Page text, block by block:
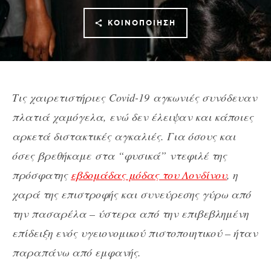
ΚΟΙΝΟΠΟΊΗΣΗ
Τις χαιρετιστήριες Covid-19 αγκωνιές συνόδευαν
πλατιά χαμόγελα, ενώ δεν έλειψαν και κάποιες
αρκετά διστακτικές αγκαλιές. Για όσους και
όσες βρεθήκαμε στα “φυσικά” ντεφιλέ της
πρόσφατης εβδομάδας μόδας του Λονδίνου, η
χαρά της επιστροφής και συνεύρεσης γύρω από
την πασαρέλα – ύστερα από την επιβεβλημένη
επίδειξη ενός υγειονομικού πιστοποιητικού – ήταν
παραπάνω από εμφανής.